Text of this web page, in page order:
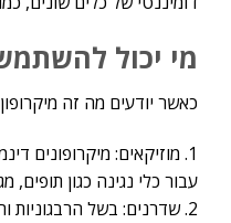
מי יכול
כאשר יודעים מה זה
1. מוזיקאים: מיקרופונים
עבור כלי נגינה כגון
2. שדרנים: בשל הרבגוניות והאמינות שלהם, מיקרופונים דינמיים הם בחירה מועדפת בקרב גופי שידור ופודקאסטרים.